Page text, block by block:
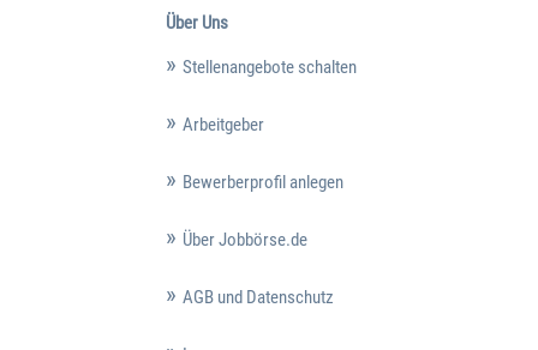
Über Uns
Stellenangebote schalten
Arbeitgeber
Bewerberprofil anlegen
Über Jobbörse.de
AGB und Datenschutz